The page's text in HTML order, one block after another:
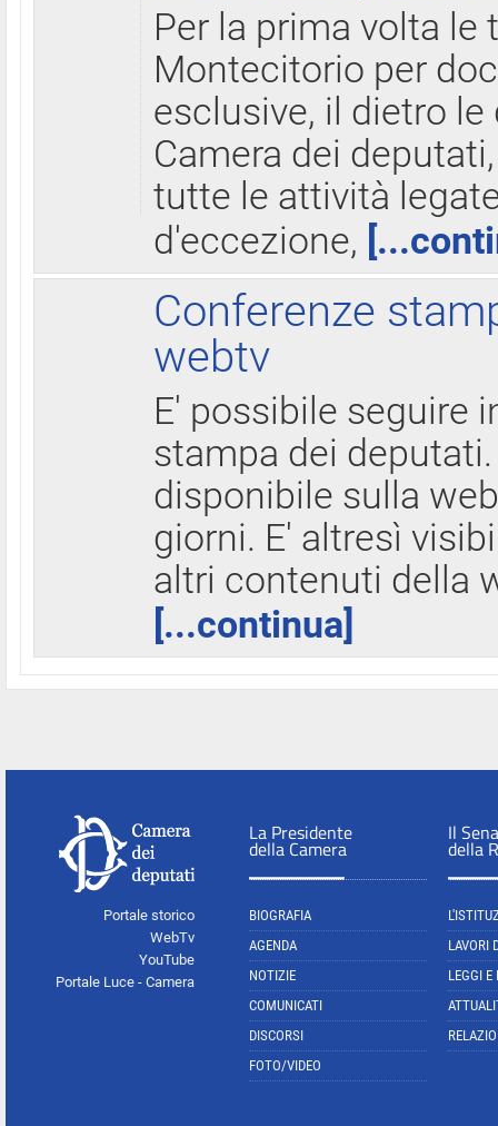
Per la prima volta le
Montecitorio per
esclusive, il dietro
Camera dei
tutte le attività
d'eccezione,
Conferenze
webtv
E' possibile seguire
stampa dei
disponibile sulla
giorni. E' altresì
altri contenuti della
[...continua]
Portale storico
WebTv
YouTube
Portale Luce - Camera
La Presidente
della Camera
BIOGRAFIA
AGENDA
NOTIZIE
COMUNICATI
DISCORSI
FOTO/VIDEO
Il
della
LAVORI
LEGGI E